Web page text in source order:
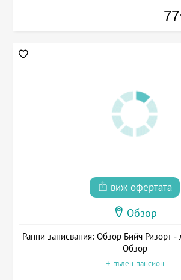
77
виж офертата
Обзор
Ранни записвания: Обзор Бийч Ризорт -
Обзор
+ пълен пансион